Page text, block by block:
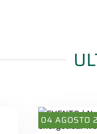
04 AGOSTO